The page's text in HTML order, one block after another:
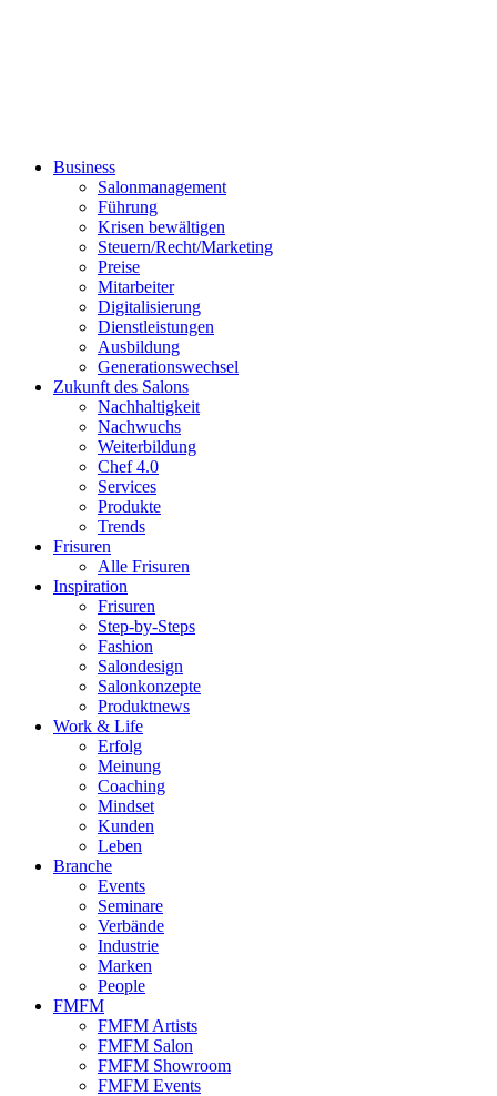
Business
Salonmanagement
Führung
Krisen bewältigen
Steuern/Recht/Marketing
Preise
Mitarbeiter
Digitalisierung
Dienstleistungen
Ausbildung
Generationswechsel
Zukunft des Salons
Nachhaltigkeit
Nachwuchs
Weiterbildung
Chef 4.0
Services
Produkte
Trends
Frisuren
Alle Frisuren
Inspiration
Frisuren
Step-by-Steps
Fashion
Salondesign
Salonkonzepte
Produktnews
Work & Life
Erfolg
Meinung
Coaching
Mindset
Kunden
Leben
Branche
Events
Seminare
Verbände
Industrie
Marken
People
FMFM
FMFM Artists
FMFM Salon
FMFM Showroom
FMFM Events